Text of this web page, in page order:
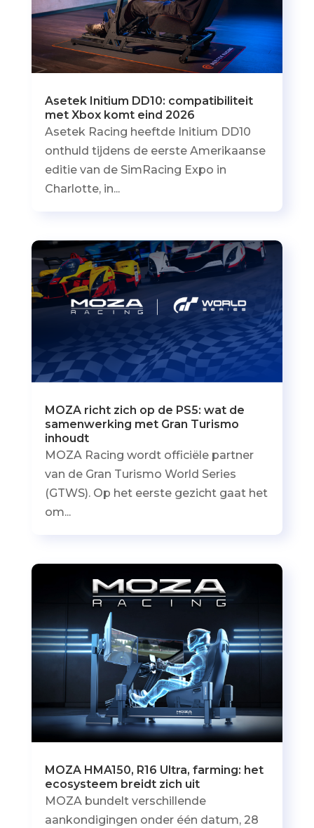
Asetek Initium DD10: compatibiliteit
met Xbox komt eind 2026
Asetek Racing heeftde Initium DD10
onthuld tijdens de eerste Amerikaanse
editie van de SimRacing Expo in
Charlotte, in...
MOZA richt zich op de PS5: wat de
samenwerking met Gran Turismo
inhoudt
MOZA Racing wordt officiële partner
van de Gran Turismo World Series
(GTWS). Op het eerste gezicht gaat het
om...
MOZA HMA150, R16 Ultra, farming: het
ecosysteem breidt zich uit
MOZA bundelt verschillende
aankondigingen onder één datum, 28